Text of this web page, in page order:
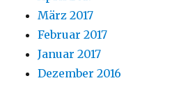
März 2017
Februar 2017
Januar 2017
Dezember 2016